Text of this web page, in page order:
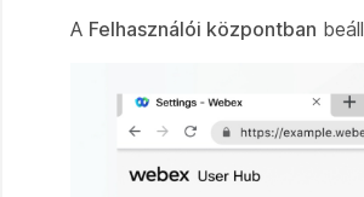
A Felhasználói központban